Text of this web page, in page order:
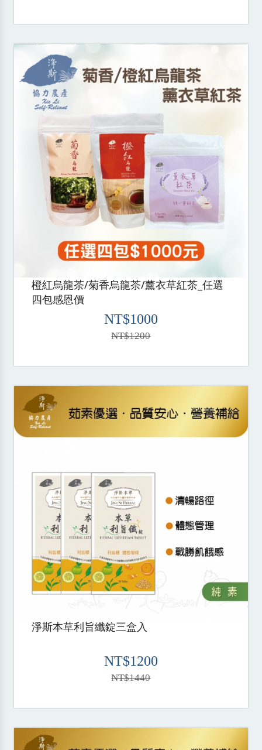
橙紅烏龍茶/菊香烏龍茶/薰衣草紅茶_任選
四包感恩價
NT$1000
NT$1200
淨斯本草利旨纖錠三盒入
NT$1200
NT$1440